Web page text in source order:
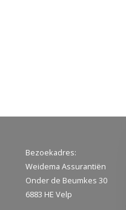
Bezoekadres:
Weidema Assurantiën
Onder de Beumkes 30
6883 HE Velp